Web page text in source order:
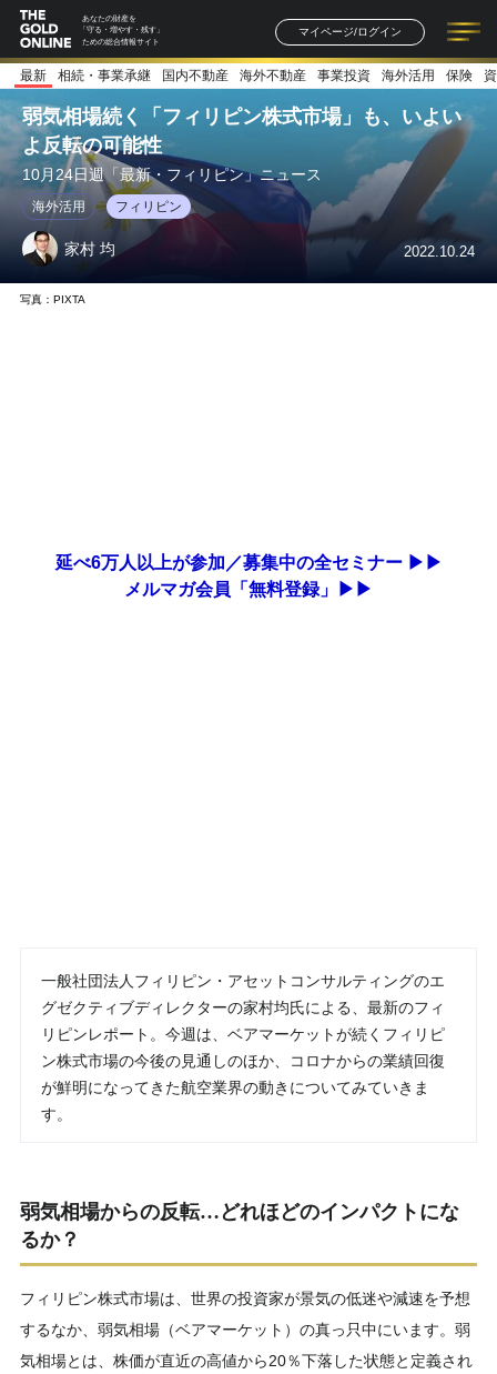
あなたの財産を
「守る・増やす・残す」
ための総合情報サイト
マイページ/ログイン
記事一覧 連載一覧
著者一覧 書籍一覧
最新 相続・事業承継 国内不動産 海外不動産 事業投資 海外活用 保険
弱気相場続く「フィリピン株式市場」も、いよい
よ反転の可能性
10月24日週「最新・フィリピン」ニュース
海外活用 フィリピン
家村 均 2022.10.24
写真：PIXTA
延べ6万人以上が参加／募集中の全セミナー ▶▶
メルマガ会員「無料登録」▶▶
一般社団法人フィリピン・アセットコンサルティングのエ
グゼクティブディレクターの家村均氏による、最新のフィ
リピンレポート。今週は、ベアマーケットが続くフィリピ
ン株式市場の今後の見通しのほか、コロナからの業績回復
が鮮明になってきた航空業界の動きについてみていきま
す。
弱気相場からの反転…どれほどのインパクトにな
るか？
フィリピン株式市場は、世界の投資家が景気の低迷や減速を予想
するなか、弱気相場（ベアマーケット）の真っ只中にいます。弱
気相場とは、株価が直近の高値から20％下落した状態と定義され